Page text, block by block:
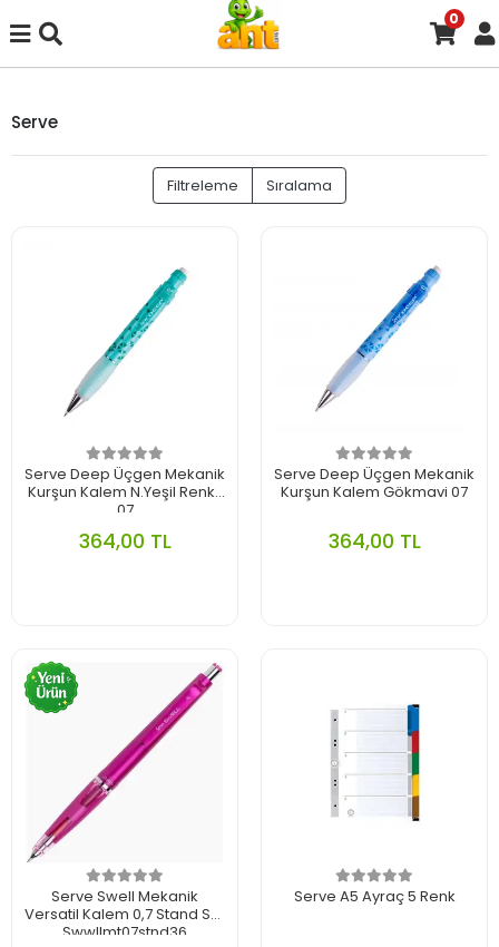
0
Serve
Filtreleme Sıralama
Serve Deep Üçgen Mekanik
Kurşun Kalem N.Yeşil Renkli
07
364,00 TL
Serve Deep Üçgen Mekanik
Kurşun Kalem Gökmavi 07
364,00 TL
Serve Swell Mekanik
Versatil Kalem 0,7 Stand Sv-
Swwllmt07stnd36
Serve A5 Ayraç 5 Renk